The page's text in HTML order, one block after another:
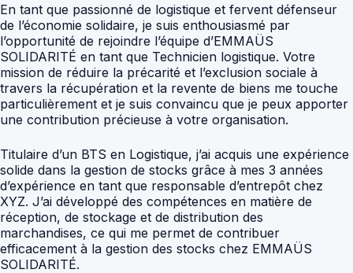
En tant que passionné de logistique et fervent défenseur
de l’économie solidaire, je suis enthousiasmé par
l’opportunité de rejoindre l’équipe d’EMMAÜS
SOLIDARITÉ en tant que Technicien logistique. Votre
mission de réduire la précarité et l’exclusion sociale à
travers la récupération et la revente de biens me touche
particulièrement et je suis convaincu que je peux apporter
une contribution précieuse à votre organisation.
Titulaire d’un BTS en Logistique, j’ai acquis une expérience
solide dans la gestion de stocks grâce à mes 3 années
d’expérience en tant que responsable d’entrepôt chez
XYZ. J’ai développé des compétences en matière de
réception, de stockage et de distribution des
marchandises, ce qui me permet de contribuer
efficacement à la gestion des stocks chez EMMAÜS
SOLIDARITÉ.